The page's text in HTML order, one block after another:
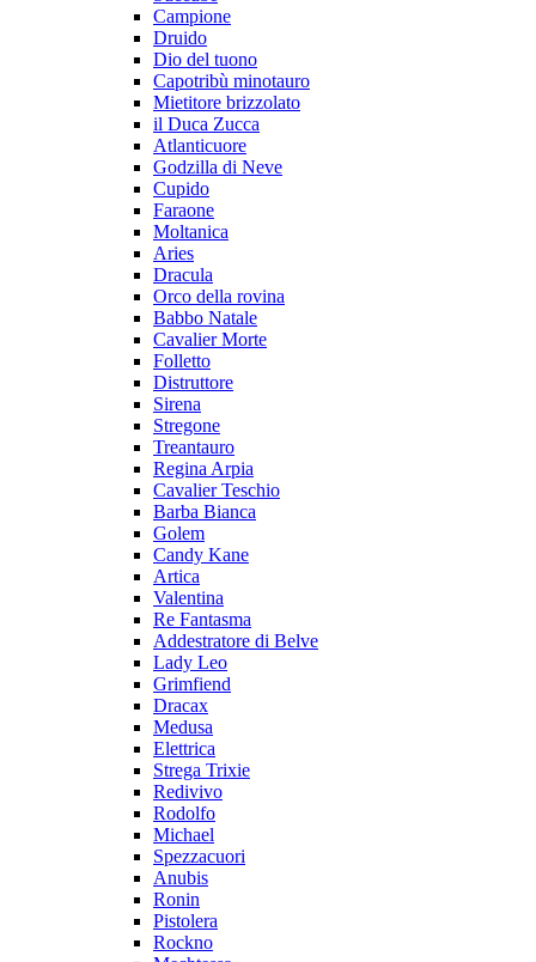
Campione
Druido
Dio del tuono
Capotribù minotauro
Mietitore brizzolato
il Duca Zucca
Atlanticuore
Godzilla di Neve
Cupido
Faraone
Moltanica
Aries
Dracula
Orco della rovina
Babbo Natale
Cavalier Morte
Folletto
Distruttore
Sirena
Stregone
Treantauro
Regina Arpia
Cavalier Teschio
Barba Bianca
Golem
Candy Kane
Artica
Valentina
Re Fantasma
Addestratore di Belve
Lady Leo
Grimfiend
Dracax
Medusa
Elettrica
Strega Trixie
Redivivo
Rodolfo
Michael
Spezzacuori
Anubis
Ronin
Pistolera
Rockno